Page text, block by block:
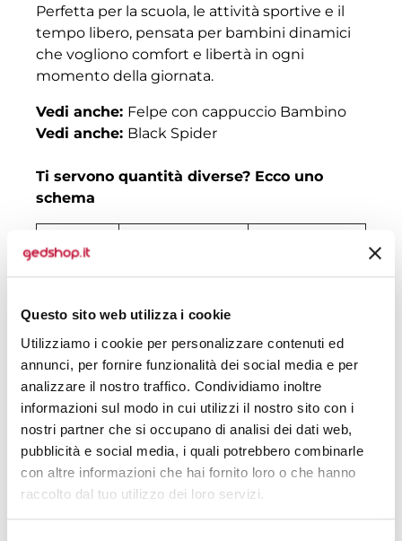
Questo sito web utilizza i cookie
Utilizziamo i cookie per personalizzare contenuti ed
annunci, per fornire funzionalità dei social media e per
analizzare il nostro traffico. Condividiamo inoltre
informazioni sul modo in cui utilizzi il nostro sito con i
nostri partner che si occupano di analisi dei dati web,
pubblicità e social media, i quali potrebbero combinarle
con altre informazioni che hai fornito loro o che hanno
raccolto dal tuo utilizzo dei loro servizi.
Perfetta per la scuola, le attività sportive e il
tempo libero, pensata per bambini dinamici
che vogliono comfort e libertà in ogni
momento della giornata.
Vedi anche: Felpe con cappuccio Bambino
Vedi anche: Black Spider
Ti servono quantità diverse? Ecco uno
schema
50 € 11,23 € 12,29
100 € 9,43 € 10,86
200 € 8,90 € 10,08
500 € 8,51 € 8,65
1500 € 8,04 € 8,26